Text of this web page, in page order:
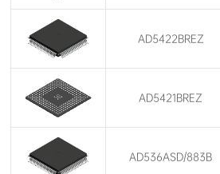
AD5422BREZ
AD5421BREZ
AD536ASD/883B